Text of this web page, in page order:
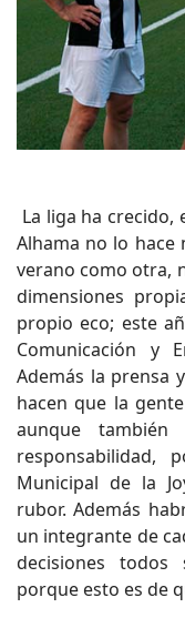
La liga ha crecido,
Alhama no lo hace
verano como otra,
dimensiones
propio eco; este
Comunicación y
Además la prensa
hacen que la
aunque
Municipal de la
rubor. Además
un integrante de
decisiones todos
porque esto es de